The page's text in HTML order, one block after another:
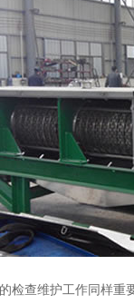
查维护工作同样重